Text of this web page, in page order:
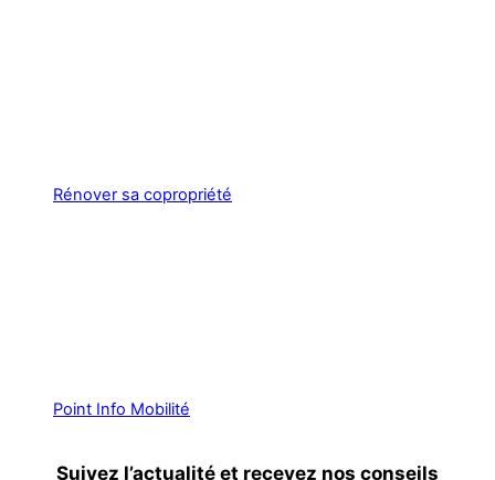
Rénover sa copropriété
Point Info Mobilité
Suivez l’actualité et recevez nos conseils